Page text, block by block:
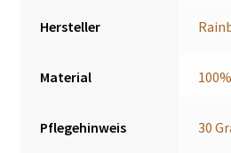
Hersteller
Material
Pflegehinweis 30